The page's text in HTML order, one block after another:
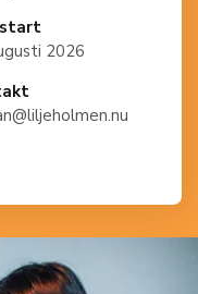
2026